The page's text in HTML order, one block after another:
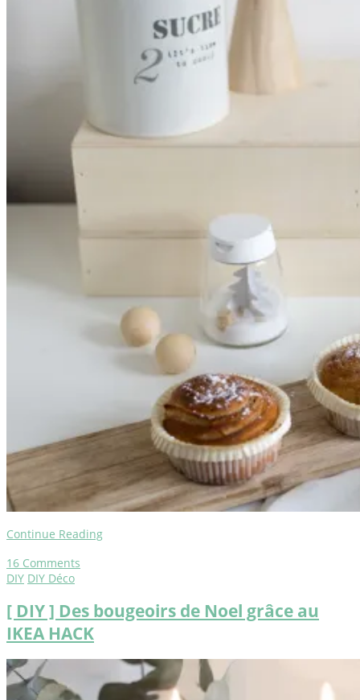
Continue Reading
16 Comments
DIY DIY Déco
[ DIY ] Des bougeoirs de Noel grâce au
IKEA HACK